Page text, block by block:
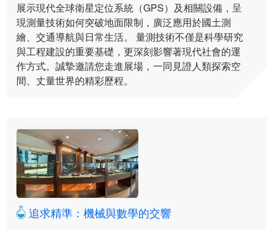
展示現代全球衛星定位系統（GPS）及相關設備，呈
現測量技術如何突破地面限制，廣泛應用於國土測
繪、交通導航與日常生活。 量測技術不僅是科學研究
與工程建設的重要基礎，更深刻影響著現代社會的運
作方式。誠摯邀請您走進展場，一同見證人類探索空
間、丈量世界的精彩歷程。
追求精準：機械與數學的交響